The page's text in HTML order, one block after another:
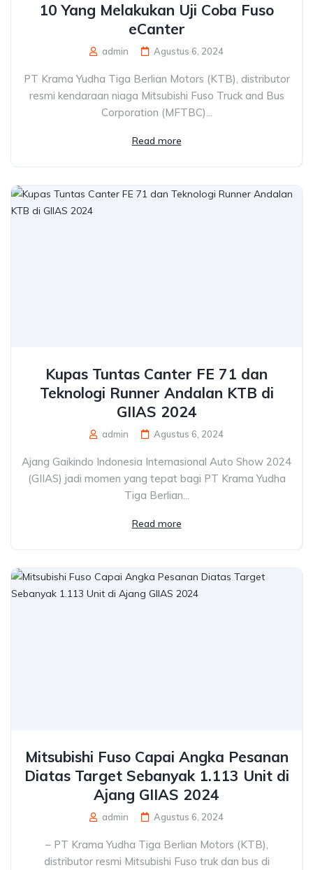
10 Yang Melakukan Uji Coba Fuso
eCanter
admin Agustus 6, 2024
PT Krama Yudha Tiga Berlian Motors (KTB), distributor
resmi kendaraan niaga Mitsubishi Fuso Truck and Bus
Corporation (MFTBC)...
Read more
Kupas Tuntas Canter FE 71 dan
Teknologi Runner Andalan KTB di
GIIAS 2024
admin Agustus 6, 2024
Ajang Gaikindo Indonesia Internasional Auto Show 2024
(GIIAS) jadi momen yang tepat bagi PT Krama Yudha
Tiga Berlian...
Read more
Mitsubishi Fuso Capai Angka Pesanan
Diatas Target Sebanyak 1.113 Unit di
Ajang GIIAS 2024
admin Agustus 6, 2024
– PT Krama Yudha Tiga Berlian Motors (KTB),
distributor resmi Mitsubishi Fuso truk dan bus di